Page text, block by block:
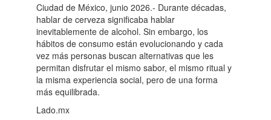
Ciudad de México, junio 2026.- Durante décadas,
hablar de cerveza significaba hablar
inevitablemente de alcohol. Sin embargo, los
hábitos de consumo están evolucionando y cada
vez más personas buscan alternativas que les
permitan disfrutar el mismo sabor, el mismo ritual y
la misma experiencia social, pero de una forma
más equilibrada.
Lado.mx